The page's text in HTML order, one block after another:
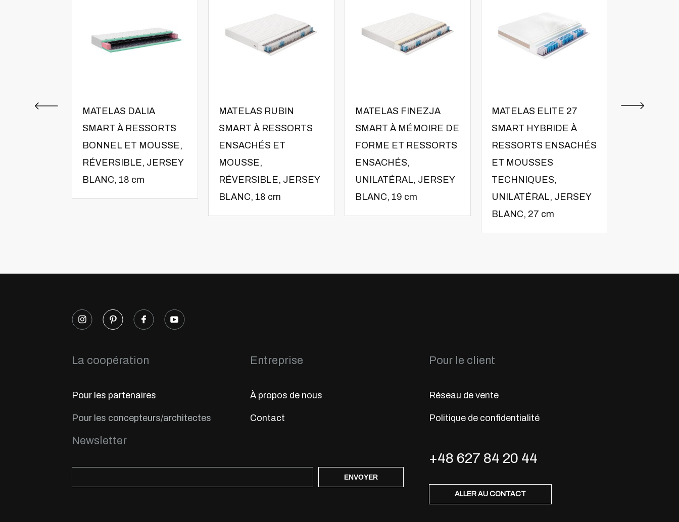
MATELAS DALIA
SMART À RESSORTS
BONNEL ET MOUSSE,
RÉVERSIBLE, JERSEY
BLANC, 18 cm
MATELAS RUBIN
SMART À RESSORTS
ENSACHÉS ET
MOUSSE,
RÉVERSIBLE, JERSEY
BLANC, 18 cm
MATELAS FINEZJA
SMART À MÉMOIRE DE
FORME ET RESSORTS
ENSACHÉS,
UNILATÉRAL, JERSEY
BLANC, 19 cm
MATELAS ELITE 27
SMART HYBRIDE À
RESSORTS ENSACHÉS
ET MOUSSES
TECHNIQUES,
UNILATÉRAL, JERSEY
BLANC, 27 cm
MATELAS
La coopération
Pour les partenaires
Pour les concepteurs/architectes
Entreprise
À propos de nous
Contact
Pour le client
Réseau de vente
Politique de confidentialité
Newsletter
ENVOYER
+48 627 84 20 44
ALLER AU CONTACT